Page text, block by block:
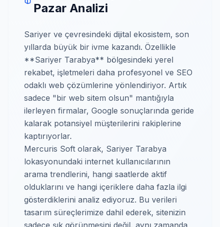
Pazar Analizi
Sariyer ve çevresindeki dijital ekosistem, son
yıllarda büyük bir ivme kazandı. Özellikle
**Sariyer Tarabya** bölgesindeki yerel
rekabet, işletmeleri daha profesyonel ve SEO
odaklı web çözümlerine yönlendiriyor. Artık
sadece "bir web sitem olsun" mantığıyla
ilerleyen firmalar, Google sonuçlarında geride
kalarak potansiyel müşterilerini rakiplerine
kaptırıyorlar.
Mercuris Soft olarak, Sariyer Tarabya
lokasyonundaki internet kullanıcılarının
arama trendlerini, hangi saatlerde aktif
olduklarını ve hangi içeriklere daha fazla ilgi
gösterdiklerini analiz ediyoruz. Bu verileri
tasarım süreçlerimize dahil ederek, sitenizin
sadece şık görünmesini değil, aynı zamanda